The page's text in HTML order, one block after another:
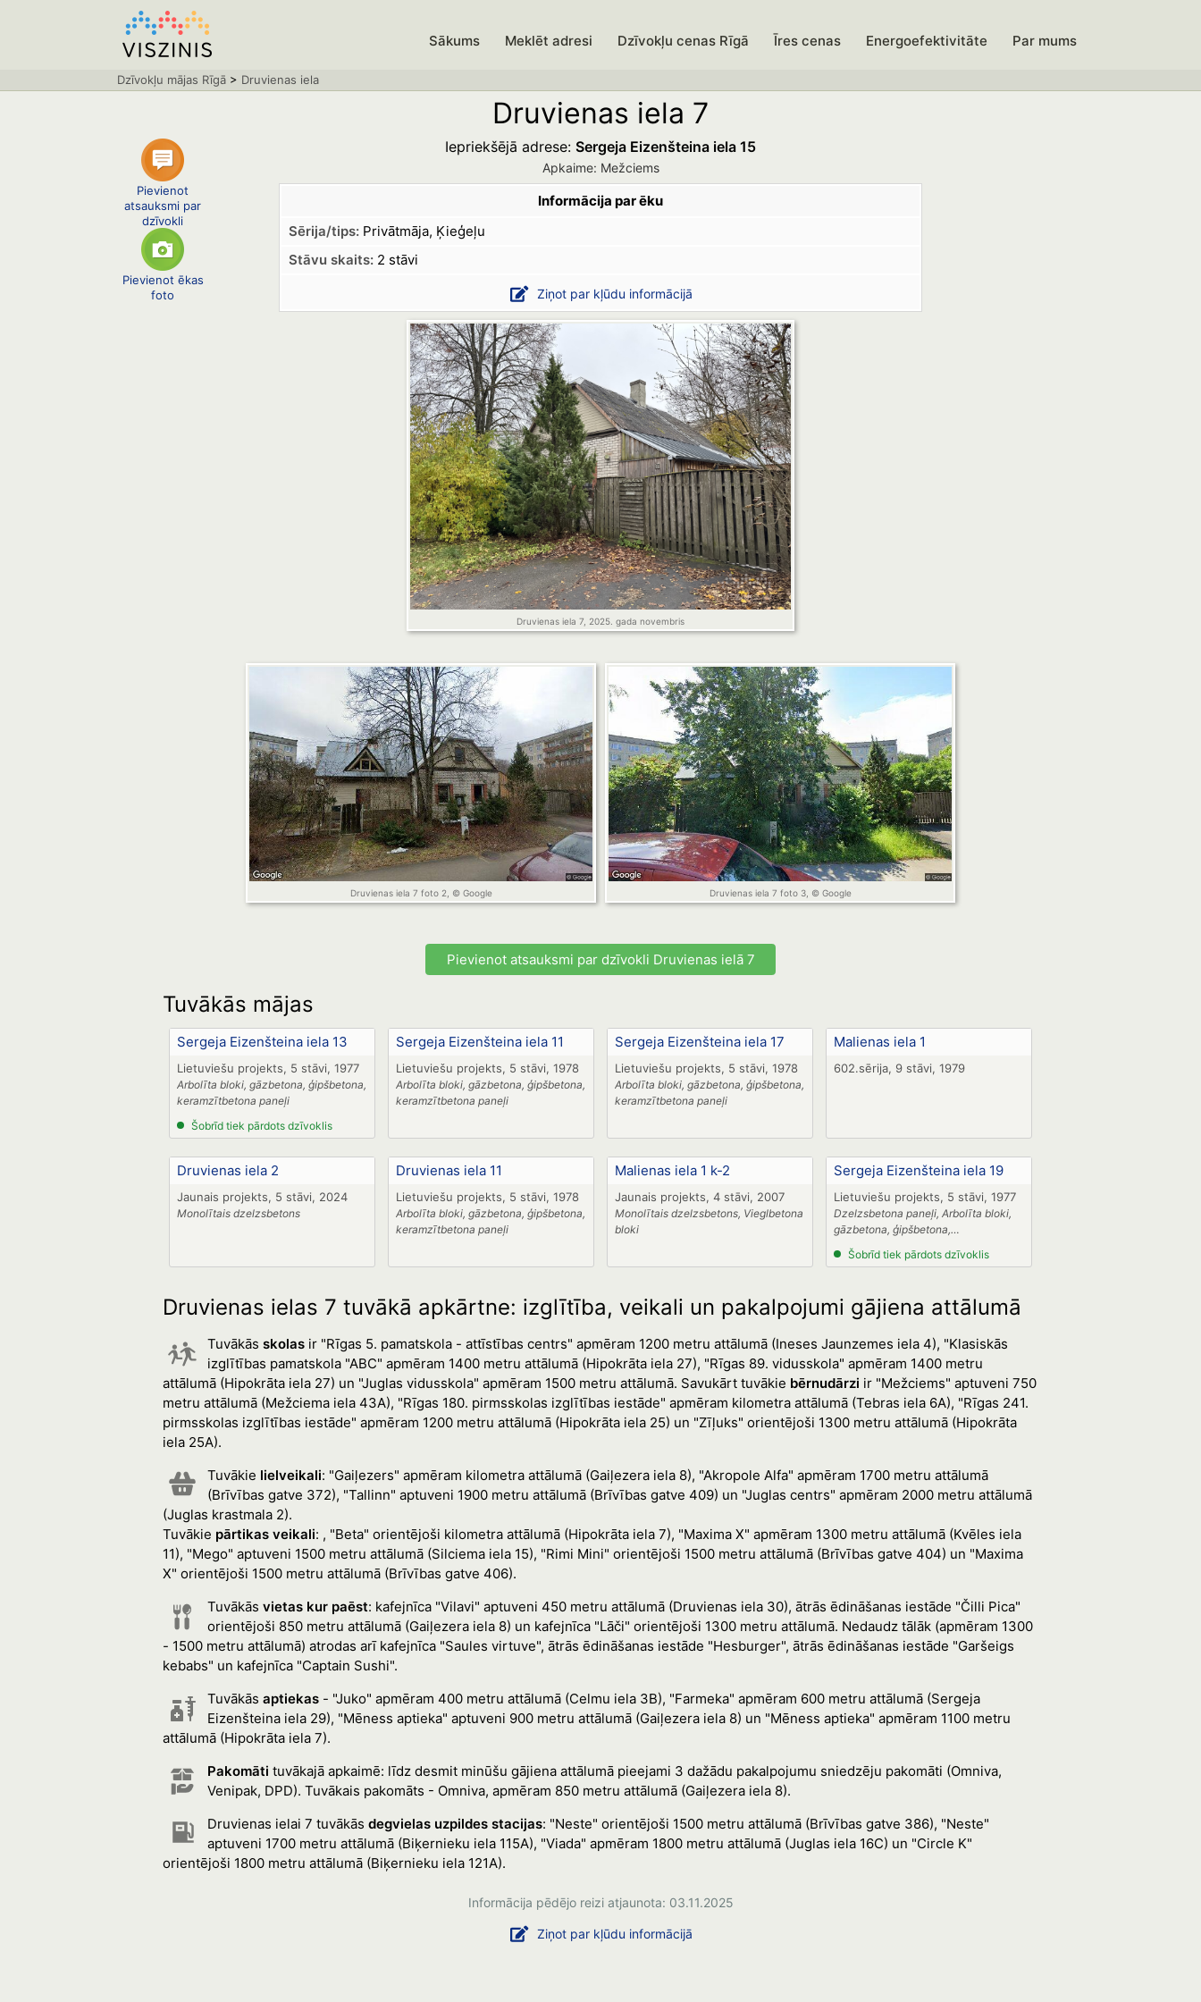
Sākums Meklēt adresi Dzīvokļu cenas Rīgā Īres cenas Energoefektivitāte Par mums
Dzīvokļu mājas Rīgā > Druvienas iela
Druvienas iela 7
Iepriekšējā adrese: Sergeja Eizenšteina iela 15
Apkaime: Mežciems
Pievienot
atsauksmi par
dzīvokli
Pievienot ēkas
foto
Informācija par ēku
Sērija/tips: Privātmāja, Ķieģeļu
Stāvu skaits: 2 stāvi
Ziņot par kļūdu informācijā
Druvienas iela 7, 2025. gada novembris
Druvienas iela 7 foto 2, © Google Druvienas iela 7 foto 3, © Google
Pievienot atsauksmi par dzīvokli Druvienas ielā 7
Tuvākās mājas
Sergeja Eizenšteina iela 13
Lietuviešu projekts, 5 stāvi, 1977
Arbolīta bloki, gāzbetona, ģipšbetona,
keramzītbetona paneļi
Šobrīd tiek pārdots dzīvoklis
Sergeja Eizenšteina iela 11
Lietuviešu projekts, 5 stāvi, 1978
Arbolīta bloki, gāzbetona, ģipšbetona,
keramzītbetona paneļi
Sergeja Eizenšteina iela 17
Lietuviešu projekts, 5 stāvi, 1978
Arbolīta bloki, gāzbetona, ģipšbetona,
keramzītbetona paneļi
Malienas iela 1
602.sērija, 9 stāvi, 1979
Druvienas iela 2
Jaunais projekts, 5 stāvi, 2024
Monolītais dzelzsbetons
Druvienas iela 11
Lietuviešu projekts, 5 stāvi, 1978
Arbolīta bloki, gāzbetona, ģipšbetona,
keramzītbetona paneļi
Malienas iela 1 k-2
Jaunais projekts, 4 stāvi, 2007
Monolītais dzelzsbetons, Vieglbetona
bloki
Sergeja Eizenšteina iela 19
Lietuviešu projekts, 5 stāvi, 1977
Dzelzsbetona paneļi, Arbolīta bloki,
gāzbetona, ģipšbetona,
keramzītbetona paneļi
Šobrīd tiek pārdots dzīvoklis
Druvienas ielas 7 tuvākā apkārtne: izglītība, veikali un pakalpojumi gājiena attālumā
Tuvākās skolas ir "Rīgas 5. pamatskola - attīstības centrs" apmēram 1200 metru attālumā (Ineses Jaunzemes iela 4), "Klasiskās
izglītības pamatskola "ABC" apmēram 1400 metru attālumā (Hipokrāta iela 27), "Rīgas 89. vidusskola" apmēram 1400 metru
attālumā (Hipokrāta iela 27) un "Juglas vidusskola" apmēram 1500 metru attālumā. Savukārt tuvākie bērnudārzi ir "Mežciems" aptuveni 750
metru attālumā (Mežciema iela 43A), "Rīgas 180. pirmsskolas izglītības iestāde" apmēram kilometra attālumā (Tebras iela 6A), "Rīgas 241.
pirmsskolas izglītības iestāde" apmēram 1200 metru attālumā (Hipokrāta iela 25) un "Zīļuks" orientējoši 1300 metru attālumā (Hipokrāta
iela 25A).
Tuvākie lielveikali: "Gaiļezers" apmēram kilometra attālumā (Gaiļezera iela 8), "Akropole Alfa" apmēram 1700 metru attālumā
(Brīvības gatve 372), "Tallinn" aptuveni 1900 metru attālumā (Brīvības gatve 409) un "Juglas centrs" apmēram 2000 metru attālumā
(Juglas krastmala 2).
Tuvākie pārtikas veikali: , "Beta" orientējoši kilometra attālumā (Hipokrāta iela 7), "Maxima X" apmēram 1300 metru attālumā (Kvēles iela
11), "Mego" aptuveni 1500 metru attālumā (Silciema iela 15), "Rimi Mini" orientējoši 1500 metru attālumā (Brīvības gatve 404) un "Maxima
X" orientējoši 1500 metru attālumā (Brīvības gatve 406).
Tuvākās vietas kur paēst: kafejnīca "Vilavi" aptuveni 450 metru attālumā (Druvienas iela 30), ātrās ēdināšanas iestāde "Čilli Pica"
orientējoši 850 metru attālumā (Gaiļezera iela 8) un kafejnīca "Lāči" orientējoši 1300 metru attālumā. Nedaudz tālāk (apmēram 1300
- 1500 metru attālumā) atrodas arī kafejnīca "Saules virtuve", ātrās ēdināšanas iestāde "Hesburger", ātrās ēdināšanas iestāde "Garšeigs
kebabs" un kafejnīca "Captain Sushi".
Tuvākās aptiekas - "Juko" apmēram 400 metru attālumā (Celmu iela 3B), "Farmeka" apmēram 600 metru attālumā (Sergeja
Eizenšteina iela 29), "Mēness aptieka" aptuveni 900 metru attālumā (Gaiļezera iela 8) un "Mēness aptieka" apmēram 1100 metru
attālumā (Hipokrāta iela 7).
Pakomāti tuvākajā apkaimē: līdz desmit minūšu gājiena attālumā pieejami 3 dažādu pakalpojumu sniedzēju pakomāti (Omniva,
Venipak, DPD). Tuvākais pakomāts - Omniva, apmēram 850 metru attālumā (Gaiļezera iela 8).
Druvienas ielai 7 tuvākās degvielas uzpildes stacijas: "Neste" orientējoši 1500 metru attālumā (Brīvības gatve 386), "Neste"
aptuveni 1700 metru attālumā (Biķernieku iela 115A), "Viada" apmēram 1800 metru attālumā (Juglas iela 16C) un "Circle K"
orientējoši 1800 metru attālumā (Biķernieku iela 121A).
Informācija pēdējo reizi atjaunota: 03.11.2025
Ziņot par kļūdu informācijā